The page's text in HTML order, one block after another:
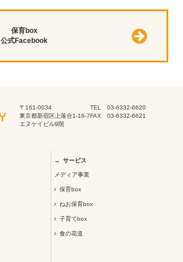
保育box
公式Facebook
〒161-0034
東京都新宿区上落合1-16-7
エヌケイビル9階
TEL 03-6332-6620
FAX 03-6332-6621
サービス
メディア事業
保育box
ねお保育box
子育てbox
食の花道